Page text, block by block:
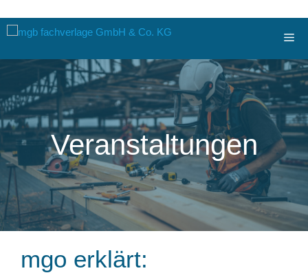
Zum
springen
Veranstaltungen
mgo erklärt: